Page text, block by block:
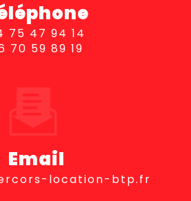
75 47 94 14
70 59 89 19
Email
location-btp.fr